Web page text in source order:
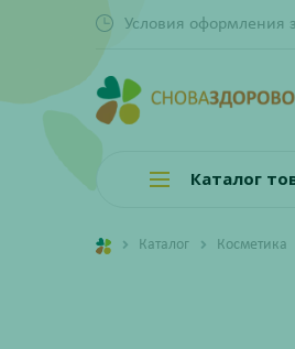
Условия оформления
Каталог
Каталог Косметика